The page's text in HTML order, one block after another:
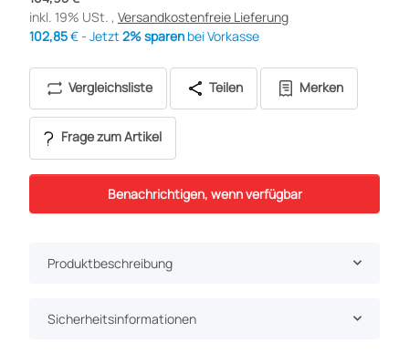
inkl. 19% USt. , Versandkostenfreie Lieferung
102,85€ - Jetzt 2% sparen bei Vorkasse
Vergleichsliste Teilen Merken
Frage zum Artikel
Benachrichtigen, wenn verfügbar
Produktbeschreibung
Sicherheitsinformationen